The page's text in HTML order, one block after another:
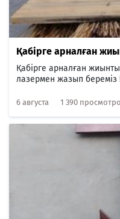
Қабірге арналған
Қабірге арналған
лазермен жазып береміз
6 августа 1 390